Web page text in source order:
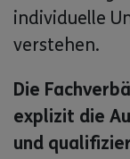
individuelle
verstehen.
Die
explizit die
und